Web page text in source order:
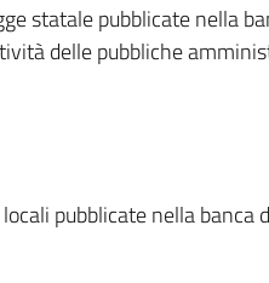
statale pubblicate nella
delle pubbliche
pubblicate nella banca